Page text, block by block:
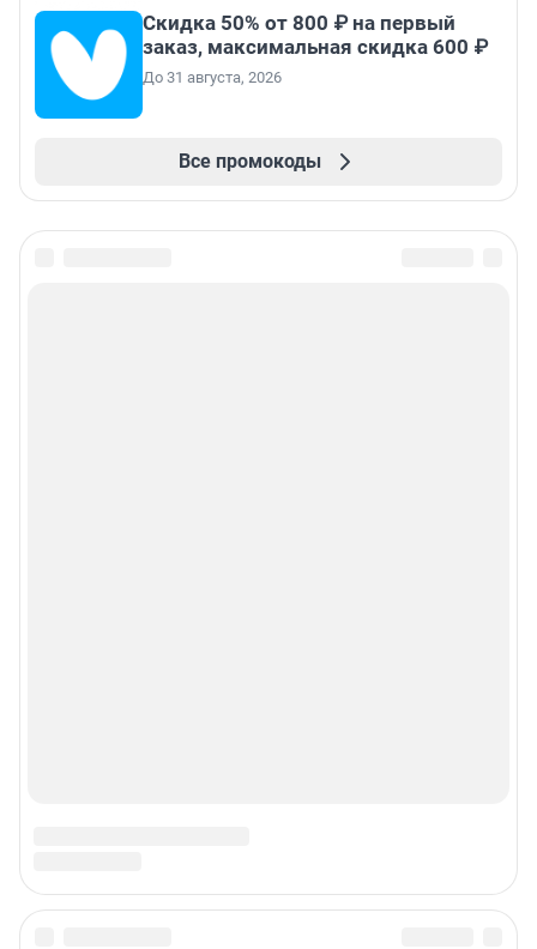
Скидка 50% от 800 ₽ на первый
заказ, максимальная скидка 600 ₽
До 31 августа, 2026
Все промокоды